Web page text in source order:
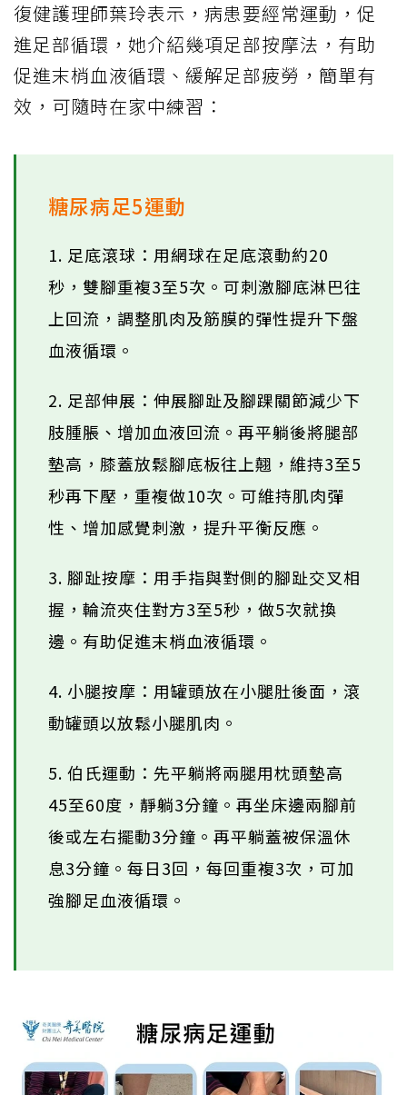
復健護理師葉玲表示，病患要經常運動，促
進足部循環，她介紹幾項足部按摩法，有助
促進末梢血液循環、緩解足部疲勞，簡單有
效，可隨時在家中練習：
糖尿病足5運動
1. 足底滾球：用網球在足底滾動約20
秒，雙腳重複3至5次。可刺激腳底淋巴往
上回流，調整肌肉及筋膜的彈性提升下盤
血液循環。
2. 足部伸展：伸展腳趾及腳踝關節減少下
肢腫脹、增加血液回流。再平躺後將腿部
墊高，膝蓋放鬆腳底板往上翹，維持3至5
秒再下壓，重複做10次。可維持肌肉彈
性、增加感覺刺激，提升平衡反應。
3. 腳趾按摩：用手指與對側的腳趾交叉相
握，輪流夾住對方3至5秒，做5次就換
邊。有助促進末梢血液循環。
4. 小腿按摩：用罐頭放在小腿肚後面，滾
動罐頭以放鬆小腿肌肉。
5. 伯氏運動：先平躺將兩腿用枕頭墊高
45至60度，靜躺3分鐘。再坐床邊兩腳前
後或左右擺動3分鐘。再平躺蓋被保溫休
息3分鐘。每日3回，每回重複3次，可加
強腳足血液循環。